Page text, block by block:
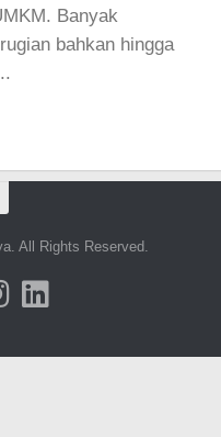
Banyak
bahkan hingga
All Rights Reserved.